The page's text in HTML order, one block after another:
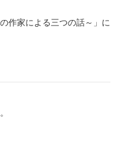
作家による三つの話～」に